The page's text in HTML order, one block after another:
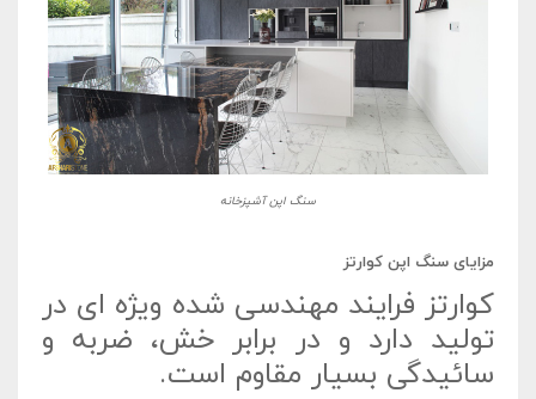
سنگ اپن آشپزخانه
مزایای سنگ اپن کوارتز
کوارتز فرایند مهندسی شده ویژه ای در
تولید دارد و در برابر خش، ضربه و
سائیدگی بسیار مقاوم است.